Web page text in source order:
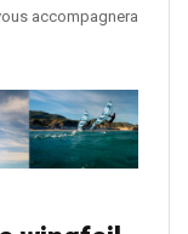
accompagnera